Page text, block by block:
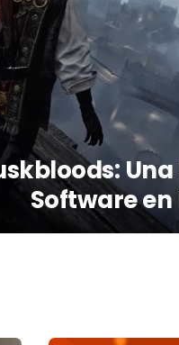
Software